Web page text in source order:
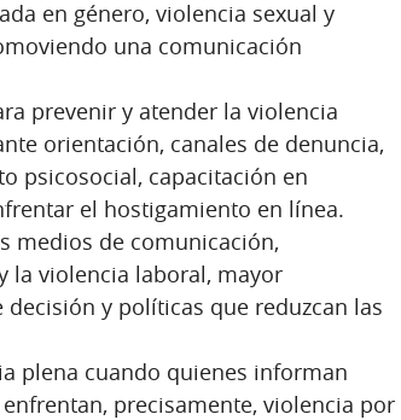
en género, violencia sexual y
una comunicación
prevenir y atender la violencia
orientación, canales de denuncia,
psicosocial, capacitación en
el hostigamiento en línea.
medios de comunicación,
la violencia laboral, mayor
y políticas que reduzcan las
plena cuando quienes informan
precisamente, violencia por